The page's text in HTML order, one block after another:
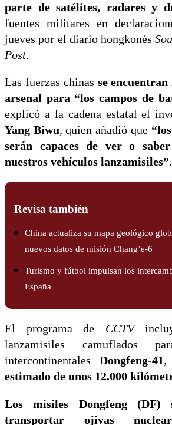
parte de satélites, radares y
fuentes militares en
jueves por el diario hongkonés
Post.
Las fuerzas chinas se
arsenal para “los campos de
explicó a la cadena estatal el
Yang Biwu, quien añadió que“los
serán capaces de ver o
nuestros vehículos lanzamisiles”.
Revisa también
China actualiza su mapa geológico
nuevos datos de misión Chang’e-6
Turismo y fútbol impulsan los
España
El programa de CCTV
lanzamisiles camuflados
intercontinentales Dongfeng-41,
estimado de unos 12.000
Los misiles Dongfeng (DF)
transportar ojivas